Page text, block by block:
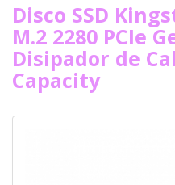
Disco SSD
M.2 2280 PCIe
Disipador de
Capacity